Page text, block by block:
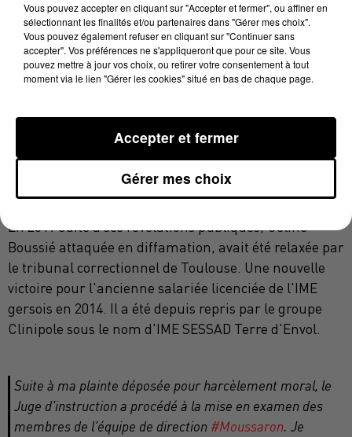
Le parquet d'Auch décidera dans les mois à venir de
la suite à donner à cette affaire, à savoir une possible
traduction des prévenus devant le tribunal
correctionnel.
Me Alma Basic, l'avocate de Céline Boussié s'est dite
"satisfaite de voir aboutir ce dossier avec ces mises en
examen"espérant"que la justice fasse son travail".Les
mises en cause risquent 2 ans de prison et 30 000
euros d'amende.
En 2017 suite à ses révélations publiques, Céline
Boussié attaquée en diffamation, avait été relaxée par
le tribunal correctionnel de Toulouse. Une nouvelle
victoire pour l'ancienne salariée licenciée de l'IME
gersois en 2014. Il a été depuis repris par le groupe
Clinipole sous le nom d'IME SESSAD Terre d'Envol.
Suite à ma plainte déposée pour harcèlement moral, le
Juge d'instruction a procédé à la mise en examen des
membres de l'équipe de direction #Moussaron. Je
Vous pouvez accepter en cliquant sur "Accepter et fermer", ou affiner en
sélectionnant les finalités et/ou partenaires dans "Gérer mes choix".
Vous pouvez également refuser en cliquant sur "Continuer sans
accepter". Vos préférences ne s'appliqueront que pour ce site. Vous
pouvez mettre à jour vos choix, ou retirer votre consentement à tout
moment via le lien "Gérer les cookies" situé en bas de chaque page.
Gérer mes choix
Accepter et fermer